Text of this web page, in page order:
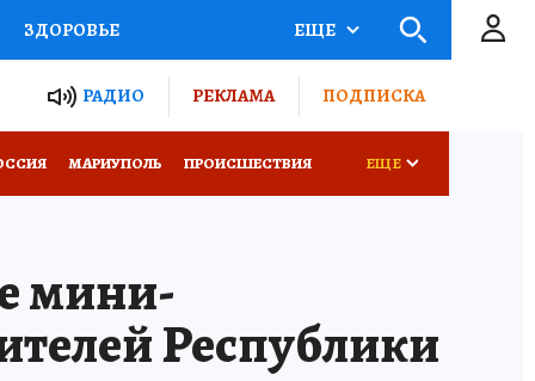
ЗДОРОВЬЕ
РОССИИ
ЕЩЕ
РАДИО РЕКЛАМА ПОДПИСКА
МАРИУПОЛЬ ПРОИСШЕСТВИЯ ЕЩЕ
мини-
Республики